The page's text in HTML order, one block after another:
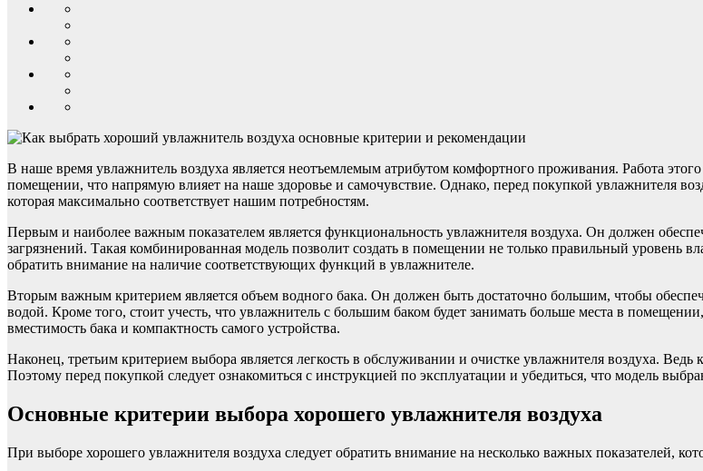
В наше время увлажнитель воздуха является неотъемлемым атрибутом комфортного проживания. Работа
помещении, что напрямую влияет на наше здоровье и самочувствие. Однако, перед покупкой увлажнителя
которая максимально соответствует нашим потребностям.
Первым и наиболее важным показателем является функциональность увлажнителя воздуха. Он должен
загрязнений. Такая комбинированная модель позволит создать в помещении не только правильный уровень
обратить внимание на наличие соответствующих функций в увлажнителе.
Вторым важным критерием является объем водного бака. Он должен быть достаточно большим, чтобы
водой. Кроме того, стоит учесть, что увлажнитель с большим баком будет занимать больше места в
вместимость бака и компактность самого устройства.
Наконец, третьим критерием выбора является легкость в обслуживании и очистке увлажнителя воздуха.
Поэтому перед покупкой следует ознакомиться с инструкцией по эксплуатации и убедиться, что модель
Основные критерии выбора хорошего увлажнителя воздуха
При выборе хорошего увлажнителя воздуха следует обратить внимание на несколько важных показателей,